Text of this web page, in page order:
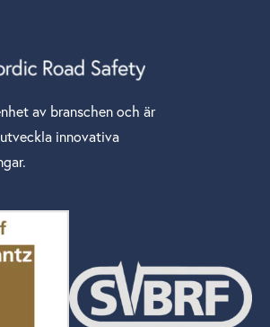
av branschen och är
innovativa